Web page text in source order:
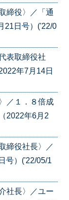
締役〉／「通
21日号）('22/0
表取締役社
年7月14日
／１．８倍成
2022年6月2
締役社長〉／
号）('22/05/1
社長〉／ユー